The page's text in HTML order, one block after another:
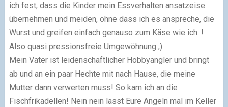
ich fest, dass die Kinder mein Essverhalten ansatzeise
übernehmen und meiden, ohne dass ich es anspreche, die
Wurst und greifen einfach genauso zum Käse wie ich. !
Also quasi pressionsfreie Umgewöhnung ;)
Mein Vater ist leidenschaftlicher Hobbyangler und bringt
ab und an ein paar Hechte mit nach Hause, die meine
Mutter dann verwerten muss! So kam ich an die
Fischfrikadellen! Nein nein lasst Eure Angeln mal im Keller